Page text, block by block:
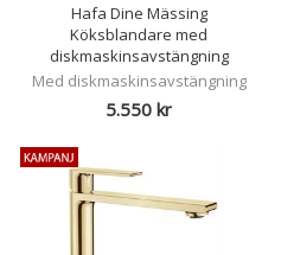
Hafa Dine Mässing
Köksblandare med
diskmaskinsavstängning
Med diskmaskinsavstängning
5.550 kr